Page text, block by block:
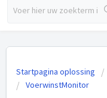
Startpagina oplossing
VoerwinstMonitor